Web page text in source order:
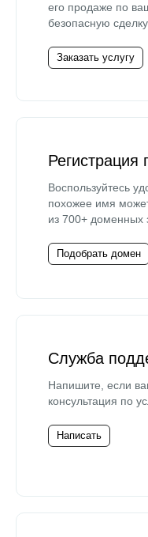
его продаже по
безопасную сделку.
Заказать услугу
Регистрация
Воспользуйтесь
похожее имя
из 700+ доменных
Подобрать домен
Служба
Напишите, если
консультация по
Написать